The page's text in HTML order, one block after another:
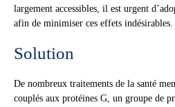
largement accessibles, il est urgent
afin de minimiser ces effets indésirables.
Solution
De nombreux traitements de la santé
couplés aux protéines G, un groupe de